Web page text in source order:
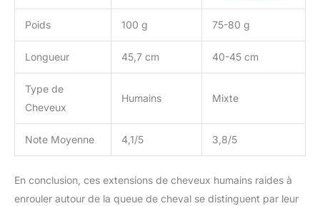
Poids 100 g 75-80 g
Longueur 45,7 cm 40-45 cm
Type de
Cheveux
Humains Mixte
Note Moyenne 4,1/5 3,8/5
En conclusion, ces extensions de cheveux humains raides à
enrouler autour de la queue de cheval se distinguent par leur